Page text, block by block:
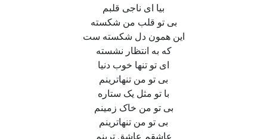
بیا ای ناجی قلبم
بی تو قلب من شکسته
این همون دل شکسته ست
که به انتظار نشسته
ای تو تنها خوب دنیا
بی تو من تنهاترینم
با تو مثل یک ستاره
بی تو من خاک زمینم
بی تو من تنهاترینم
عاشقم عاشق ترینم